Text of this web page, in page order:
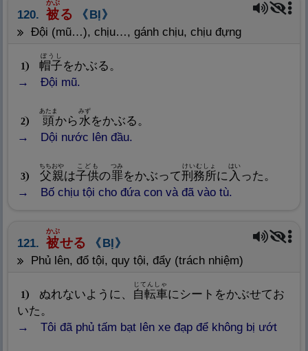
120. 被
かぶ
る
BỊ
đội (mũ…), chịu…, gánh chịu, chịu đựng
1 帽子
ぼうし
をかぶる。
Đội mũ.
2 頭
あたま
から水
みず
をかぶる。
Dội nước lên đầu.
3 父親
ちちおや
は子供
こども
の罪
つみ
をかぶって刑務所
けいむしょ
に 入
はい
った。
Bố chịu tội cho đứa con và đã vào tù.
121. 被
かぶ
せる
BỊ
phủ lên, đổ tội, quy tội, đẩy (trách nhiệm)
1 ぬれないように、 自転車
じてんしゃ
にシートをかぶせてお
いた。
Tôi đã phủ tấm bạt lên xe đạp để không bị ướt